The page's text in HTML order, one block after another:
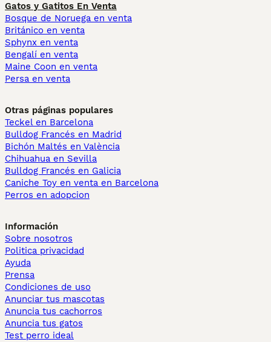
Gatos y Gatitos En Venta
Bosque de Noruega en venta
Británico en venta
Sphynx en venta
Bengalí en venta
Maine Coon en venta
Persa en venta
Otras páginas populares
Teckel en Barcelona
Bulldog Francés en Madrid
Bichón Maltés en València
Chihuahua en Sevilla
Bulldog Francés en Galicia
Caniche Toy en venta en Barcelona
Perros en adopcion
Información
Sobre nosotros
Politica privacidad
Ayuda
Prensa
Condiciones de uso
Anunciar tus mascotas
Anuncia tus cachorros
Anuncia tus gatos
Test perro ideal